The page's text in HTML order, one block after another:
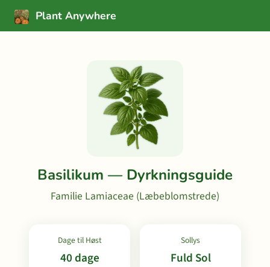
Plant Anywhere
Basilikum — Dyrkningsguide
Familie Lamiaceae (Læbeblomstrede)
Dage til Høst
40 dage
Sollys
Fuld Sol